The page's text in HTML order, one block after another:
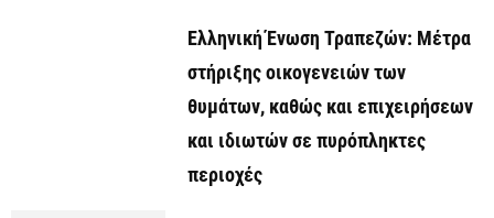
Ελληνική Ένωση Τραπεζών: Μέτρα
στήριξης οικογενειών των
θυμάτων, καθώς και επιχειρήσεων
και ιδιωτών σε πυρόπληκτες
περιοχές